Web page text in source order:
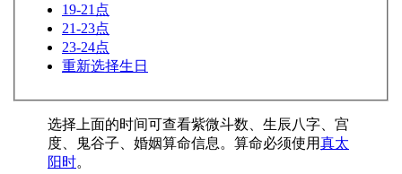
19-21点
21-23点
23-24点
重新选择生日
选择上面的时间可查看紫微斗数、生辰八字、宫
度、鬼谷子、婚姻算命信息。算命必须使用真太
阳时。